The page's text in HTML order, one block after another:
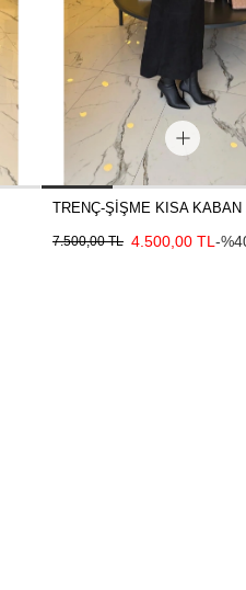
TRENÇ-ŞİŞME KISA KABAN
7.500,00 TL 4.500,00 TL -